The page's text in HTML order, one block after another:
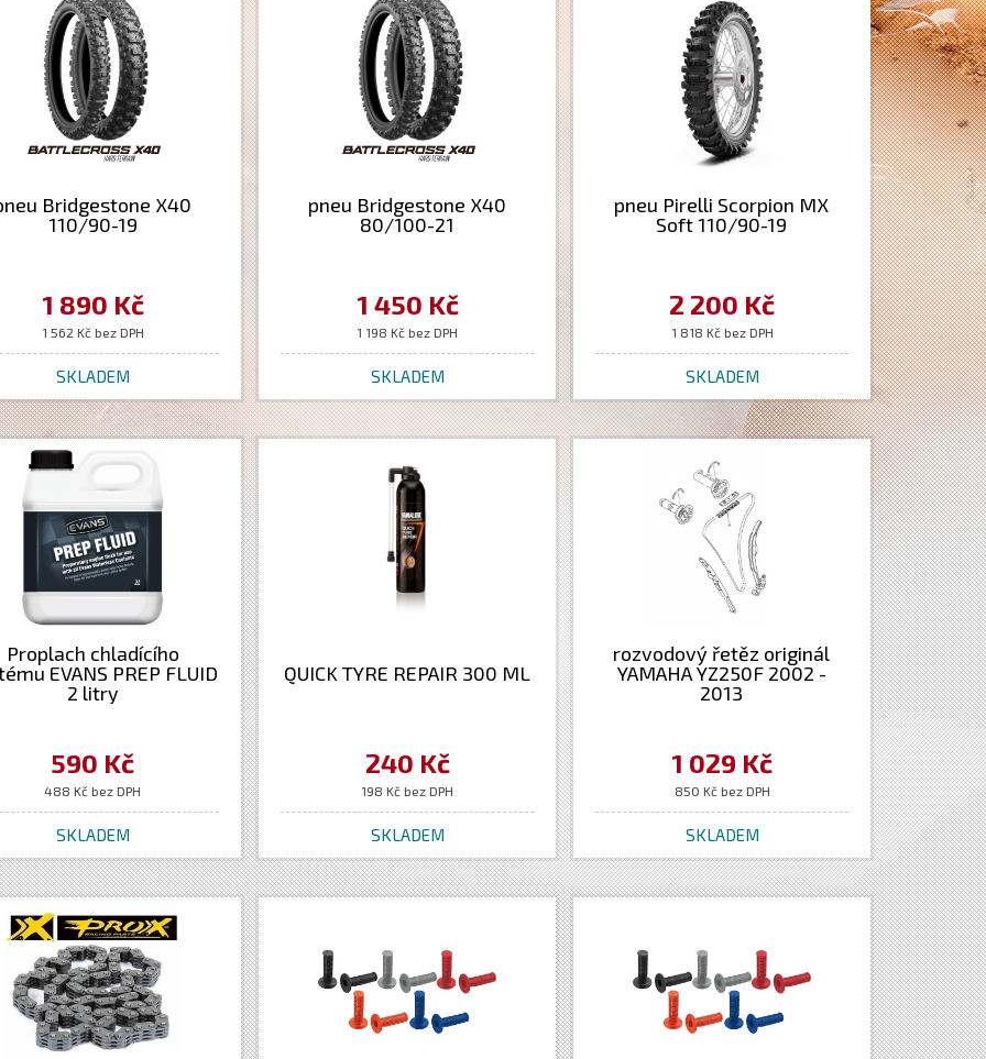
Bridgestone X40
110/90-19
1 890 Kč
1 562 Kč bez DPH
SKLADEM
pneu Bridgestone X40
80/100-21
1 450 Kč
1 198 Kč bez DPH
SKLADEM
pneu Pirelli Scorpion MX
Soft 110/90-19
2 200 Kč
1 818 Kč bez DPH
SKLADEM
Proplach chladícího
EVANS PREP FLUID
2 litry
590 Kč
488 Kč bez DPH
SKLADEM
QUICK TYRE REPAIR 300 ML
240 Kč
198 Kč bez DPH
SKLADEM
rozvodový řetěz originál
YAMAHA YZ250F 2002 -
2013
1 029 Kč
850 Kč bez DPH
SKLADEM